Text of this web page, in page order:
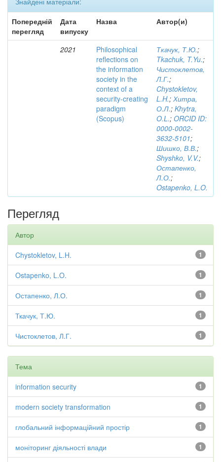
Попередній
перегляд
Дата
випуску
Назва Автор(и)
2021
Philosophical
reflections on
the information
society in the
context of a
security-creating
paradigm
(Scopus)
Ткачук, Т.Ю.;
Tkachuk, T.Yu.;
Чистоклетов,
Л.Г.;
Chystokletov,
L.H.; Хитра,
О.Л.; Khytra,
O.L.; ORCID ID:
0000-0002-
3632-5101;
Шишко, В.В.;
Shyshko, V.V.;
Остапенко,
Л.О.;
Ostapenko, L.O.
Перегляд
Автор
1
Chystokletov, L.H.
1
Ostapenko, L.O.
1
Остапенко, Л.О.
1
Ткачук, Т.Ю.
1
Чистоклетов, Л.Г.
Тема
1
information security
1
modern society transformation
1
глобальний інформаційний простір
1
моніторинг діяльності влади